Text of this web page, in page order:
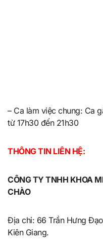
– Ca làm việc chung: Ca
từ 17h30 đến 21h30
THÔNG TIN LIÊN HỆ:
CÔNG TY TNHH KHOA
CHÀO
Địa chỉ: 66 Trần Hưng
Kiên Giang.